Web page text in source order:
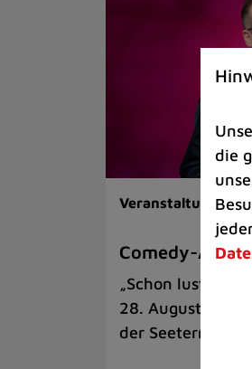
Veranstaltungen |
Comedy-
„Schon lustig,
28. August auf
der Seeterrasse
die